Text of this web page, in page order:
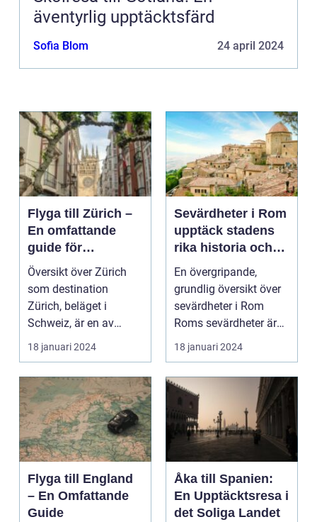
äventyrlig upptäcktsfärd
Sofia Blom 24 april 2024
Flyga till Zürich –
En omfattande
guide för
resenärer
Översikt över Zürich
som destination
Zürich, beläget i
Schweiz, är en av
Europas mest
populära dest...
18 januari 2024
Sevärdheter i Rom
upptäck stadens
rika historia och
kulturella skatter
En övergripande,
grundlig översikt över
sevärdheter i Rom
Roms sevärdheter är
känt över hela världe...
18 januari 2024
Flyga till England
– En Omfattande
Guide
Åka till Spanien:
En Upptäcktsresa i
det Soliga Landet